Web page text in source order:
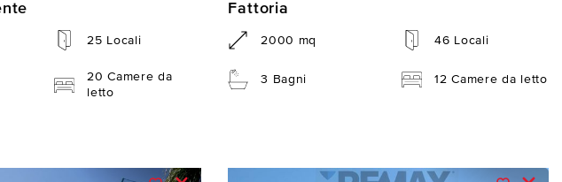
25 Locali
20 Camere da
letto
Fattoria
2000 mq 46 Locali
3 Bagni 12 Camere da letto